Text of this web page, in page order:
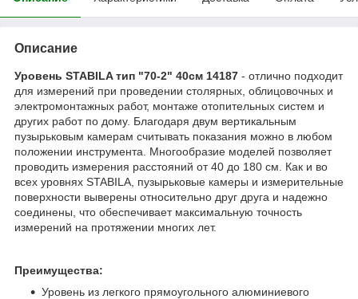
Описание
Уровень STABILA тип "70-2" 40см 14187 - отлично подходит
для измерений при проведении столярных, облицовочных и
электромонтажных работ, монтаже отопительных систем и
других работ по дому. Благодаря двум вертикальным
пузырьковым камерам считывать показания можно в любом
положении инструмента. Многообразие моделей позволяет
проводить измерения расстояний от 40 до 180 см. Как и во
всех уровнях STABILA, пузырьковые камеры и измерительные
поверхности выверены относительно друг друга и надежно
соединены, что обеспечивает максимальную точность
измерений на протяжении многих лет.
Преимущества:
Уровень из легкого прямоугольного алюминиевого